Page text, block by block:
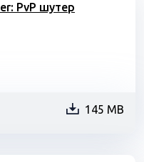
PvP шутер
145 MB